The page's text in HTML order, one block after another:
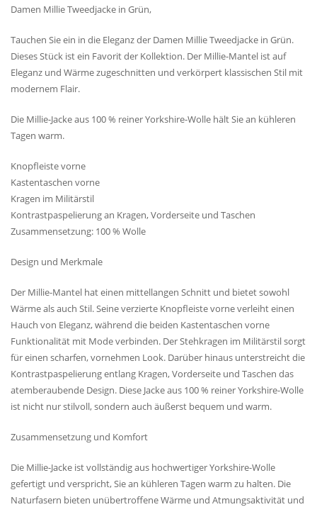
Damen Millie Tweedjacke in Grün,
Tauchen Sie ein in die Eleganz der Damen Millie Tweedjacke in Grün.
Dieses Stück ist ein Favorit der Kollektion. Der Millie-Mantel ist auf
Eleganz und Wärme zugeschnitten und verkörpert klassischen Stil mit
modernem Flair.
Die Millie-Jacke aus 100 % reiner Yorkshire-Wolle hält Sie an kühleren
Tagen warm.
Knopfleiste vorne
Kastentaschen vorne
Kragen im Militärstil
Kontrastpaspelierung an Kragen, Vorderseite und Taschen
Zusammensetzung: 100 % Wolle
Design und Merkmale
Der Millie-Mantel hat einen mittellangen Schnitt und bietet sowohl
Wärme als auch Stil. Seine verzierte Knopfleiste vorne verleiht einen
Hauch von Eleganz, während die beiden Kastentaschen vorne
Funktionalität mit Mode verbinden. Der Stehkragen im Militärstil sorgt
für einen scharfen, vornehmen Look. Darüber hinaus unterstreicht die
Kontrastpaspelierung entlang Kragen, Vorderseite und Taschen das
atemberaubende Design. Diese Jacke aus 100 % reiner Yorkshire-Wolle
ist nicht nur stilvoll, sondern auch äußerst bequem und warm.
Zusammensetzung und Komfort
Die Millie-Jacke ist vollständig aus hochwertiger Yorkshire-Wolle
gefertigt und verspricht, Sie an kühleren Tagen warm zu halten. Die
Naturfasern bieten unübertroffene Wärme und Atmungsaktivität und